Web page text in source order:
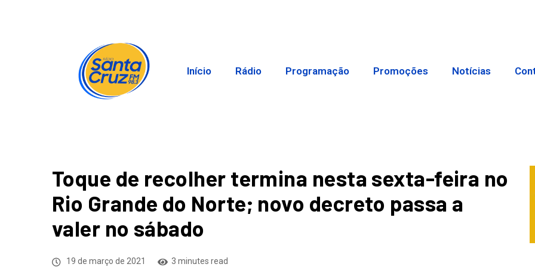
Início Rádio Programação Promoções Notícias
Toque de recolher termina nesta sexta-feira no
Rio Grande do Norte; novo decreto passa a
valer no sábado
19 de março de 2021 3 minutes read